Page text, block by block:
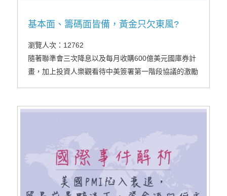
基本面、籌碼面皆備，黃金只欠東風?
瀏覽人次：12762
隨著聯準會三次降息以及每月收購600億美元國庫券計
畫，加上投資人樂觀看待中美簽署第一階段協議的激勵